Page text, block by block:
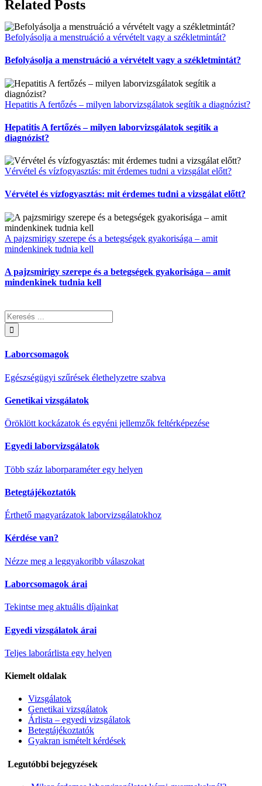
Related Posts
Befolyásolja a menstruáció a vérvételt vagy a székletmintát?
Befolyásolja a menstruáció a vérvételt vagy a székletmintát?
Hepatitis A fertőzés – milyen laborvizsgálatok segítik a diagnózist?
Hepatitis A fertőzés – milyen laborvizsgálatok segítik a
diagnózist?
Vérvétel és vízfogyasztás: mit érdemes tudni a vizsgálat előtt?
Vérvétel és vízfogyasztás: mit érdemes tudni a vizsgálat előtt?
A pajzsmirigy szerepe és a betegségek gyakorisága – amit
mindenkinek tudnia kell
A pajzsmirigy szerepe és a betegségek gyakorisága – amit
mindenkinek tudnia kell
Keresés:
Laborcsomagok
Egészségügyi szűrések élethelyzetre szabva
Genetikai vizsgálatok
Öröklött kockázatok és egyéni jellemzők feltérképezése
Egyedi laborvizsgálatok
Több száz laborparaméter egy helyen
Betegtájékoztatók
Érthető magyarázatok laborvizsgálatokhoz
Kérdése van?
Nézze meg a leggyakoribb válaszokat
Laborcsomagok árai
Tekintse meg aktuális díjainkat
Egyedi vizsgálatok árai
Teljes laborárlista egy helyen
Kiemelt oldalak
Vizsgálatok
Genetikai vizsgálatok
Árlista – egyedi vizsgálatok
Betegtájékoztatók
Gyakran ismételt kérdések
Legutóbbi bejegyzések